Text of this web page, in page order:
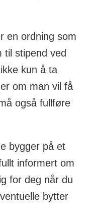
en ordning som
til stipend ved
kun å ta
om man vil få
også fullføre
bygger på et
informert om
for deg når du
bytter